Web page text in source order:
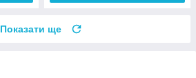
Показати ще